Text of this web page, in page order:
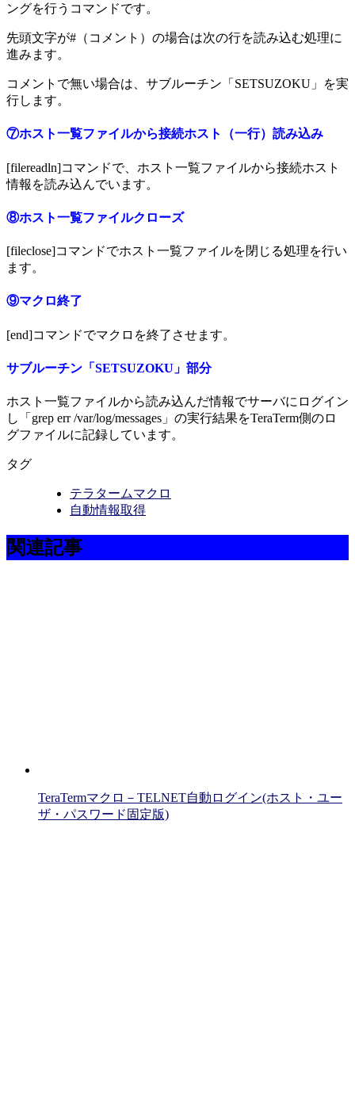
ングを行うコマンドです。
先頭文字が#（コメント）の場合は次の行を読み込む処理に
進みます。
コメントで無い場合は、サブルーチン「SETSUZOKU」を実
行します。
⑦ホスト一覧ファイルから接続ホスト（一行）読み込み
[filereadln]コマンドで、ホスト一覧ファイルから接続ホスト
情報を読み込んでいます。
⑧ホスト一覧ファイルクローズ
[fileclose]コマンドでホスト一覧ファイルを閉じる処理を行い
ます。
⑨マクロ終了
[end]コマンドでマクロを終了させます。
サブルーチン「SETSUZOKU」部分
ホスト一覧ファイルから読み込んだ情報でサーバにログイン
し「grep err /var/log/messages」の実行結果をTeraTerm側のロ
グファイルに記録しています。
タグ
テラタームマクロ
自動情報取得
関連記事
TeraTermマクロ－TELNET自動ログイン(ホスト・ユー
ザ・パスワード固定版)